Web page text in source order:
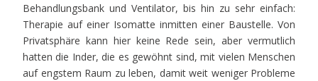
Behandlungsbank und Ventilator, bis hin zu sehr einfach:
Therapie auf einer Isomatte inmitten einer Baustelle. Von
Privatsphäre kann hier keine Rede sein, aber vermutlich
hatten die Inder, die es gewöhnt sind, mit vielen Menschen
auf engstem Raum zu leben, damit weit weniger Probleme